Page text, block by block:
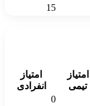
15
امتیاز
تیمی
امتیاز
انفرادی
0